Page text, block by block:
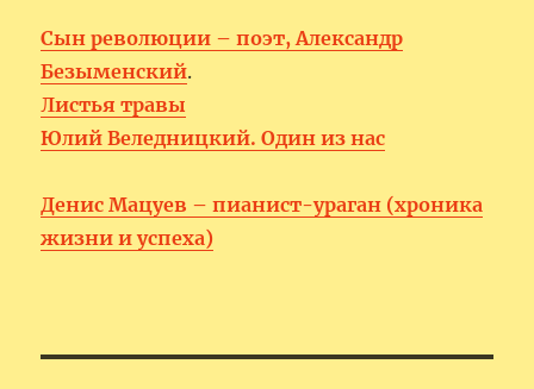
Сын революции – поэт, Александр
Безыменский.
Листья травы
Юлий Веледницкий. Один из нас
Денис Мацуев – пианист-ураган (хроника
жизни и успеха)